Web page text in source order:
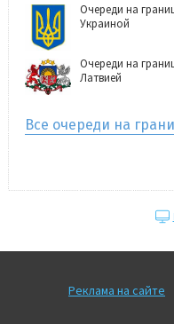
Очереди на
Украиной
Очереди на
Латвией
Все очереди на
Реклама на сайте